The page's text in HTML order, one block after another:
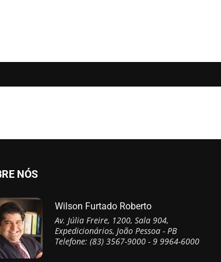
NÓS
Wilson Furtado Roberto
Av. Júlia Freire, 1200, Sala 904,
Expedicionários, João Pessoa - PB
Telefone: (83) 3567-9000 - 9 9964-6000